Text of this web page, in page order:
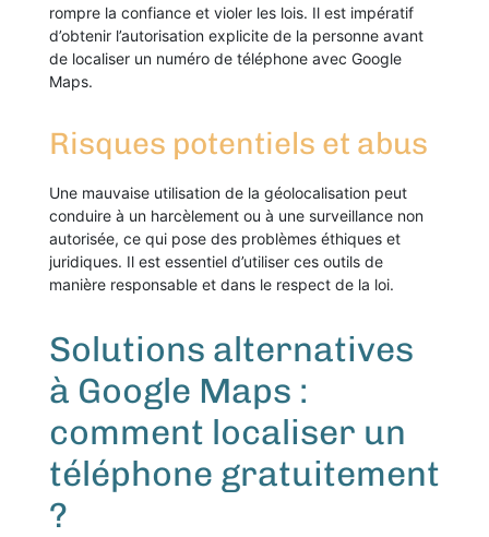
rompre la confiance et violer les lois. Il est impératif
d’obtenir l’autorisation explicite de la personne avant
de localiser un numéro de téléphone avec Google
Maps.
Risques potentiels et abus
Une mauvaise utilisation de la géolocalisation peut
conduire à un harcèlement ou à une surveillance non
autorisée, ce qui pose des problèmes éthiques et
juridiques. Il est essentiel d’utiliser ces outils de
manière responsable et dans le respect de la loi.
Solutions alternatives
à Google Maps :
comment localiser un
téléphone gratuitement
?